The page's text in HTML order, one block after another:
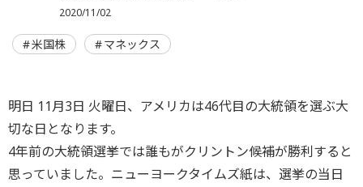
2020/11/02
米国株 マネックス
明日 11月3日 火曜日、アメリカは46代目の大統領を選ぶ大
切な日となります。
4年前の大統領選挙では誰もがクリントン候補が勝利すると
思っていました。ニューヨークタイムズ紙は、選挙の当日